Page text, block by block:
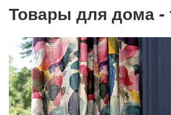
Товары для дома -